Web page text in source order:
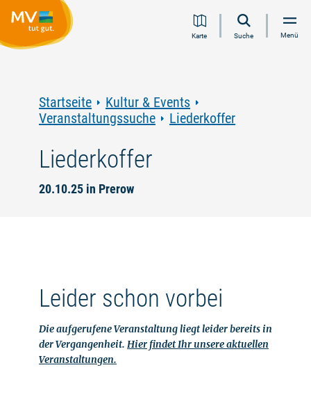
Inhalt
Navigation
Volltextsuche
FooterKarte Suche Menü
Startseite
Kultur & Events
Veranstaltungssuche
Liederkoffer
Liederkoffer
20.10.25 in Prerow
Leider schon vorbei
Die aufgerufene Veranstaltung liegt leider bereits in
der Vergangenheit. Hier findet Ihr unsere aktuellen
Veranstaltungen.